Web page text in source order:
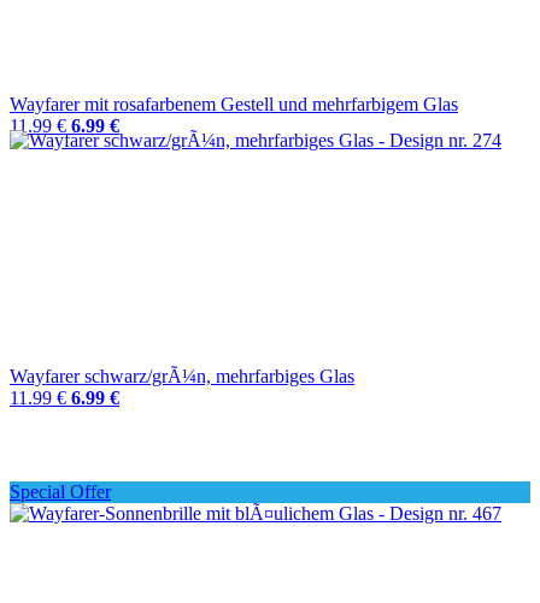
Wayfarer mit rosafarbenem Gestell und mehrfarbigem Glas
11.99 € 6.99 €
Wayfarer schwarz/grÃ¼n, mehrfarbiges Glas
11.99 € 6.99 €
Special Offer